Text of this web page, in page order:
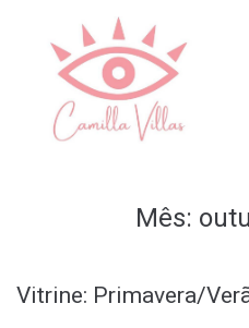
conteúdo
Mês:
Vitrine: Primavera/